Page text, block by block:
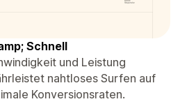
Schnell
und Leistung
nahtloses Surfen auf
Konversionsraten.